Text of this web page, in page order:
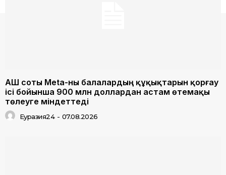
АҚШ соты Meta-ны балалардың құқықтарын қорғау
ісі бойынша 900 млн доллардан астам өтемақы
төлеуге міндеттеді
Еуразия24 - 07.08.2026